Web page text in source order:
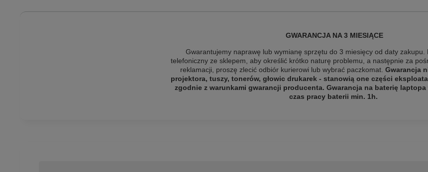
GWARANCJA NA 3 MIESIĄCE
Gwarantujemy naprawę lub wymianę sprzętu do 3 miesięcy od daty zakupu.
telefoniczny ze sklepem, aby określić krótko naturę problemu, a następnie za
reklamacji, proszę zlecić odbiór kurierowi lub wybrać paczkomat. Gwarancja
projektora, tuszy, tonerów, głowic drukarek - stanowią one części
zgodnie z warunkami gwarancji producenta. Gwarancja na baterię
czas pracy baterii min. 1h.